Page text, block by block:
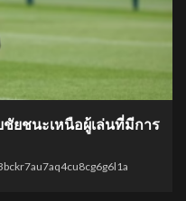
ชัยชนะเหนือผู้เล่นที่มีการ